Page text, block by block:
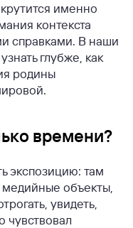
именно
контекста
справками. В наши
глубже, как
родины
времени?
экспозицию: там
объекты,
увидеть,
чувствовал